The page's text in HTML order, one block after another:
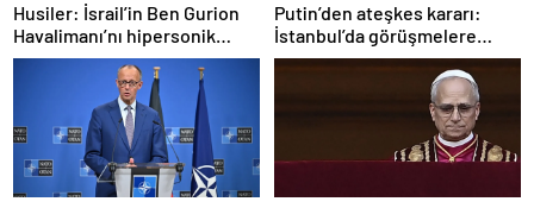
Husiler: İsrail’in Ben Gurion
Havalimanı’nı hipersonik
füzeyle hedef aldık
Putin’den ateşkes kararı:
İstanbul’da görüşmelere
başlamayı öneriyoruz